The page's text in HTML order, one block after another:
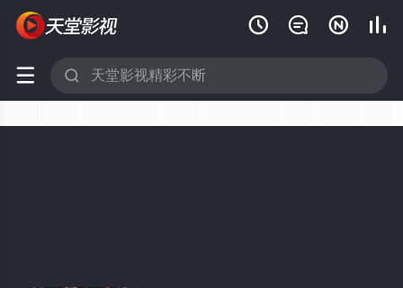
   
 